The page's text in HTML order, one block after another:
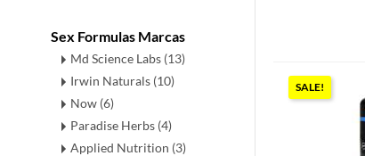
Sex Formulas Marcas
Md Science Labs (13)
Irwin Naturals (10)
Now (6)
Paradise Herbs (4)
Applied Nutrition (3)
SALE!